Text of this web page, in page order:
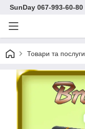
SunDay 067-993-60-80
Товари та послуги